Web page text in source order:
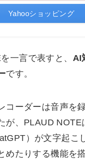
Yahooショッピング
一言で表すと、 AI
です。
コーダーは音声を
が、PLAUD NOTE
）が文字起こ
めたりする機能を